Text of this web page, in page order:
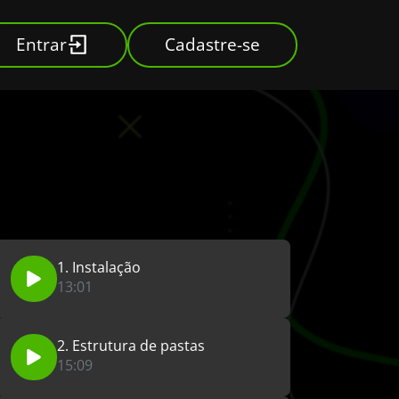
Entrar Cadastre-se
1. Instalação
13:01
2. Estrutura de pastas
15:09